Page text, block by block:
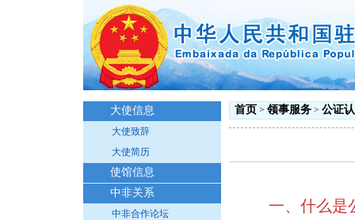
大使信息
大使致辞
大使简历
使馆信息
中非关系
中非合作论坛
首页 > 领事服务 > 公证
一、 什么是